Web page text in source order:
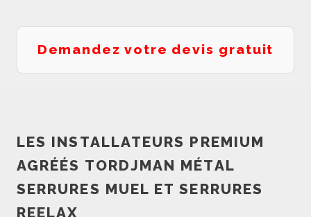
Demandez votre devis gratuit
LES INSTALLATEURS PREMIUM
AGRÉÉS TORDJMAN MÉTAL
SERRURES MUEL ET SERRURES
REELAX